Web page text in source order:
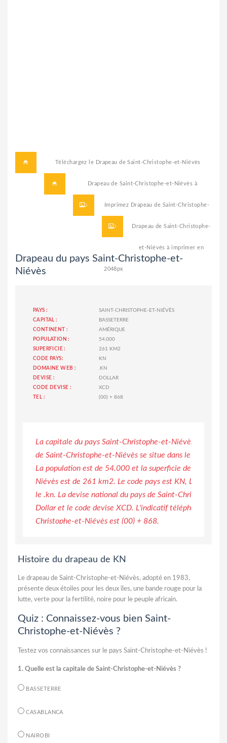
Téléchargez le Drapeau de Saint-Christophe-et-Niévès
Drapeau de Saint-Christophe-et-Niévès à
téléchargeren 2048px
Imprimez Drapeau de Saint-Christophe-
et-Niévès
Drapeau de Saint-Christophe-
et-Niévès à imprimer en
2048px
Drapeau du pays Saint-Christophe-et-
Niévès
PAYS :
SAINT-CHRISTOPHE-ET-NIÉVÈS
CAPITAL :
BASSETERRE
CONTINENT :
AMÉRIQUE
POPULATION :
54.000
SUPERFICIE :
261 KM2
CODE PAYS:
KN
DOMAINE WEB :
.KN
DEVISE :
DOLLAR
CODE DEVISE :
XCD
TEL :
(00) + 868
La capitale du pays Saint-Christophe-et-Niévès est
de Saint-Christophe-et-Niévès se situe dans le continent
La population est de 54.000 et la superficie de Saint-
Niévès est de 261 km2. Le code pays est KN, Le
le .kn. La devise national du pays de Saint-Christophe-
Dollar et le code devise XCD. L'indicatif téléphonique de
Christophe-et-Niévès est (00) + 868.
Histoire du drapeau de KN
Le drapeau de Saint-Christophe-et-Niévès, adopté en 1983,
présente deux étoiles pour les deux îles, une bande rouge pour la
lutte, verte pour la fertilité, noire pour le peuple africain.
Quiz : Connaissez-vous bien Saint-
Christophe-et-Niévès ?
Testez vos connaissances sur le pays Saint-Christophe-et-Niévès !
1. Quelle est la capitale de Saint-Christophe-et-Niévès ?
BASSETERRE
CASABLANCA
NAIROBI